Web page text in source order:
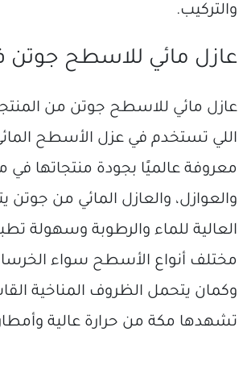
والتركيب.
عازل مائي للاسطح جوتن
عازل مائي للاسطح جوتن من
اللي تستخدم في عزل الأسطح
معروفة عالميًا بجودة منتجاتها في
والعوازل، والعازل المائي من جوتن
العالية للماء والرطوبة وسهولة
مختلف أنواع الأسطح سواء
وكمان يتحمل الظروف المناخية
تشهدها مكة من حرارة عالية